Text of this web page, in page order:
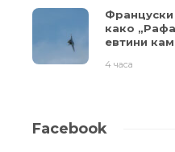
како
евтини
4 часа
Facebook